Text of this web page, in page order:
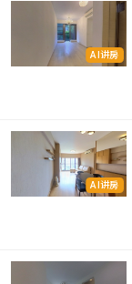
AI讲房
AI讲房